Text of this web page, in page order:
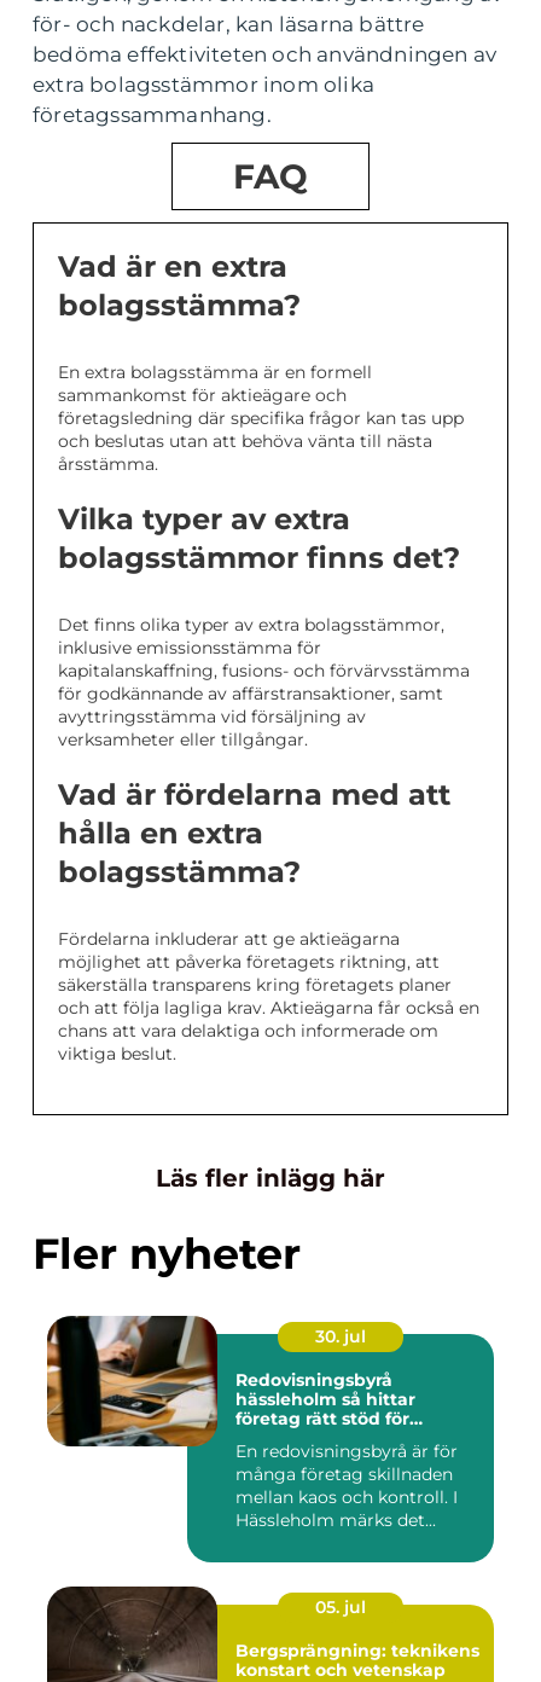
för- och nackdelar, kan läsarna bättre
bedöma effektiviteten och användningen av
extra bolagsstämmor inom olika
företagssammanhang.
FAQ
Vad är en extra
bolagsstämma?
En extra bolagsstämma är en formell
sammankomst för aktieägare och
företagsledning där specifika frågor kan tas upp
och beslutas utan att behöva vänta till nästa
årsstämma.
Vilka typer av extra
bolagsstämmor finns det?
Det finns olika typer av extra bolagsstämmor,
inklusive emissionsstämma för
kapitalanskaffning, fusions- och förvärvsstämma
för godkännande av affärstransaktioner, samt
avyttringsstämma vid försäljning av
verksamheter eller tillgångar.
Vad är fördelarna med att
hålla en extra
bolagsstämma?
Fördelarna inkluderar att ge aktieägarna
möjlighet att påverka företagets riktning, att
säkerställa transparens kring företagets planer
och att följa lagliga krav. Aktieägarna får också en
chans att vara delaktiga och informerade om
viktiga beslut.
Läs fler inlägg här
Fler nyheter
30. jul
Redovisningsbyrå
hässleholm så hittar
företag rätt stöd för
En redovisningsbyrå är för
många företag skillnaden
mellan kaos och kontroll. I
Hässleholm märks det...
05. jul
Bergsprängning: teknikens
konstart och vetenskap